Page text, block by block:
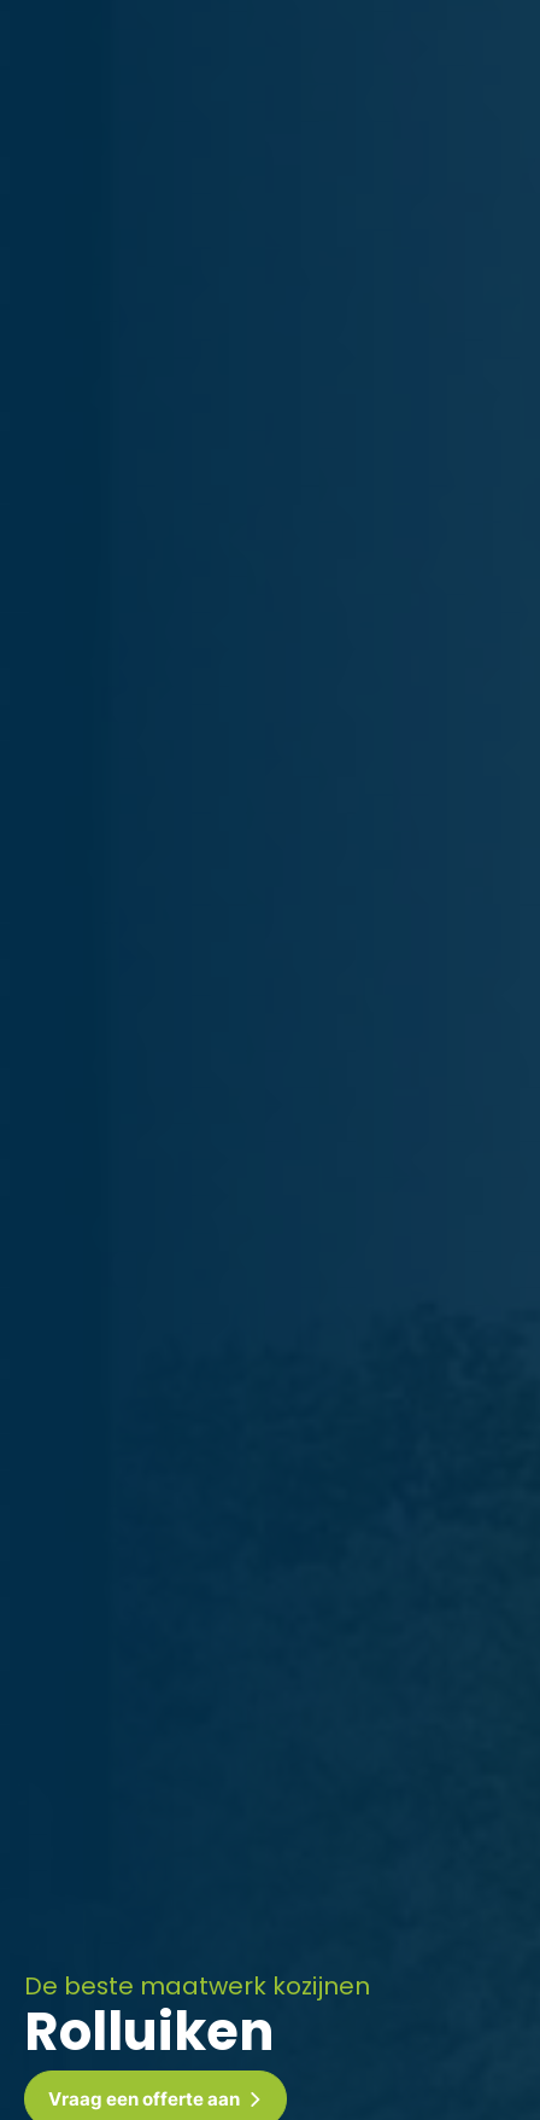
De beste maatwerk kozijnen
Rolluiken
Vraag een offerte aan